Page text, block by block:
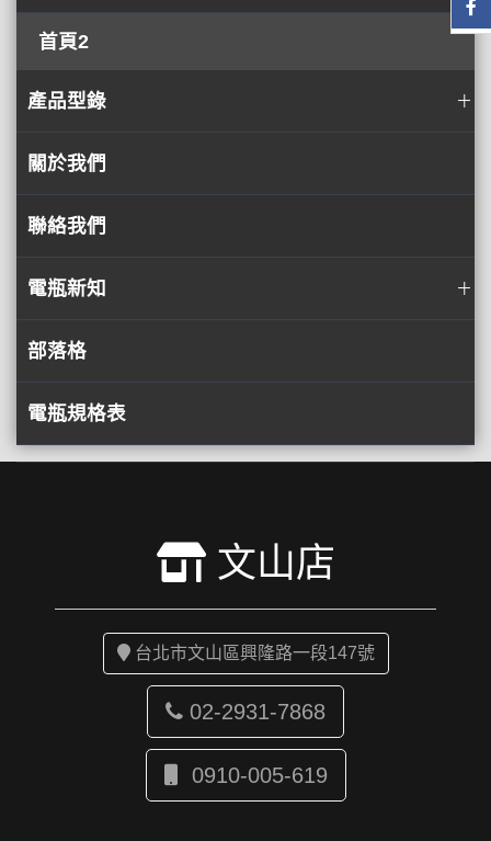
首頁2
產品型錄
關於我們
聯絡我們
電瓶新知
部落格
電瓶規格表
文山店
台北市文山區興隆路一段147號
02-2931-7868
0910-005-619